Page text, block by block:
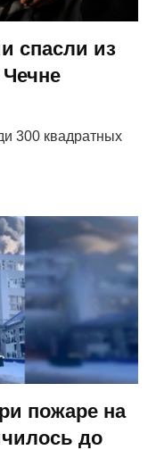
спасли из
300 квадратных
пожаре на
до